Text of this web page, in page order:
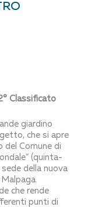
Classificato
giardino
che si apre
del Comune di
(quinta-
della nuova
che rende
punti di